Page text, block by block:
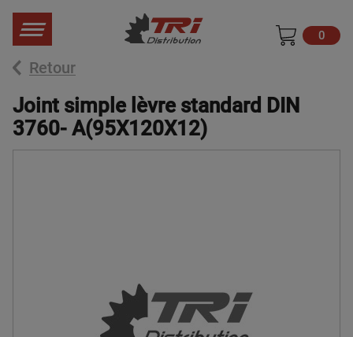
0
Retour
Joint simple lèvre standard DIN
3760- A(95X120X12)